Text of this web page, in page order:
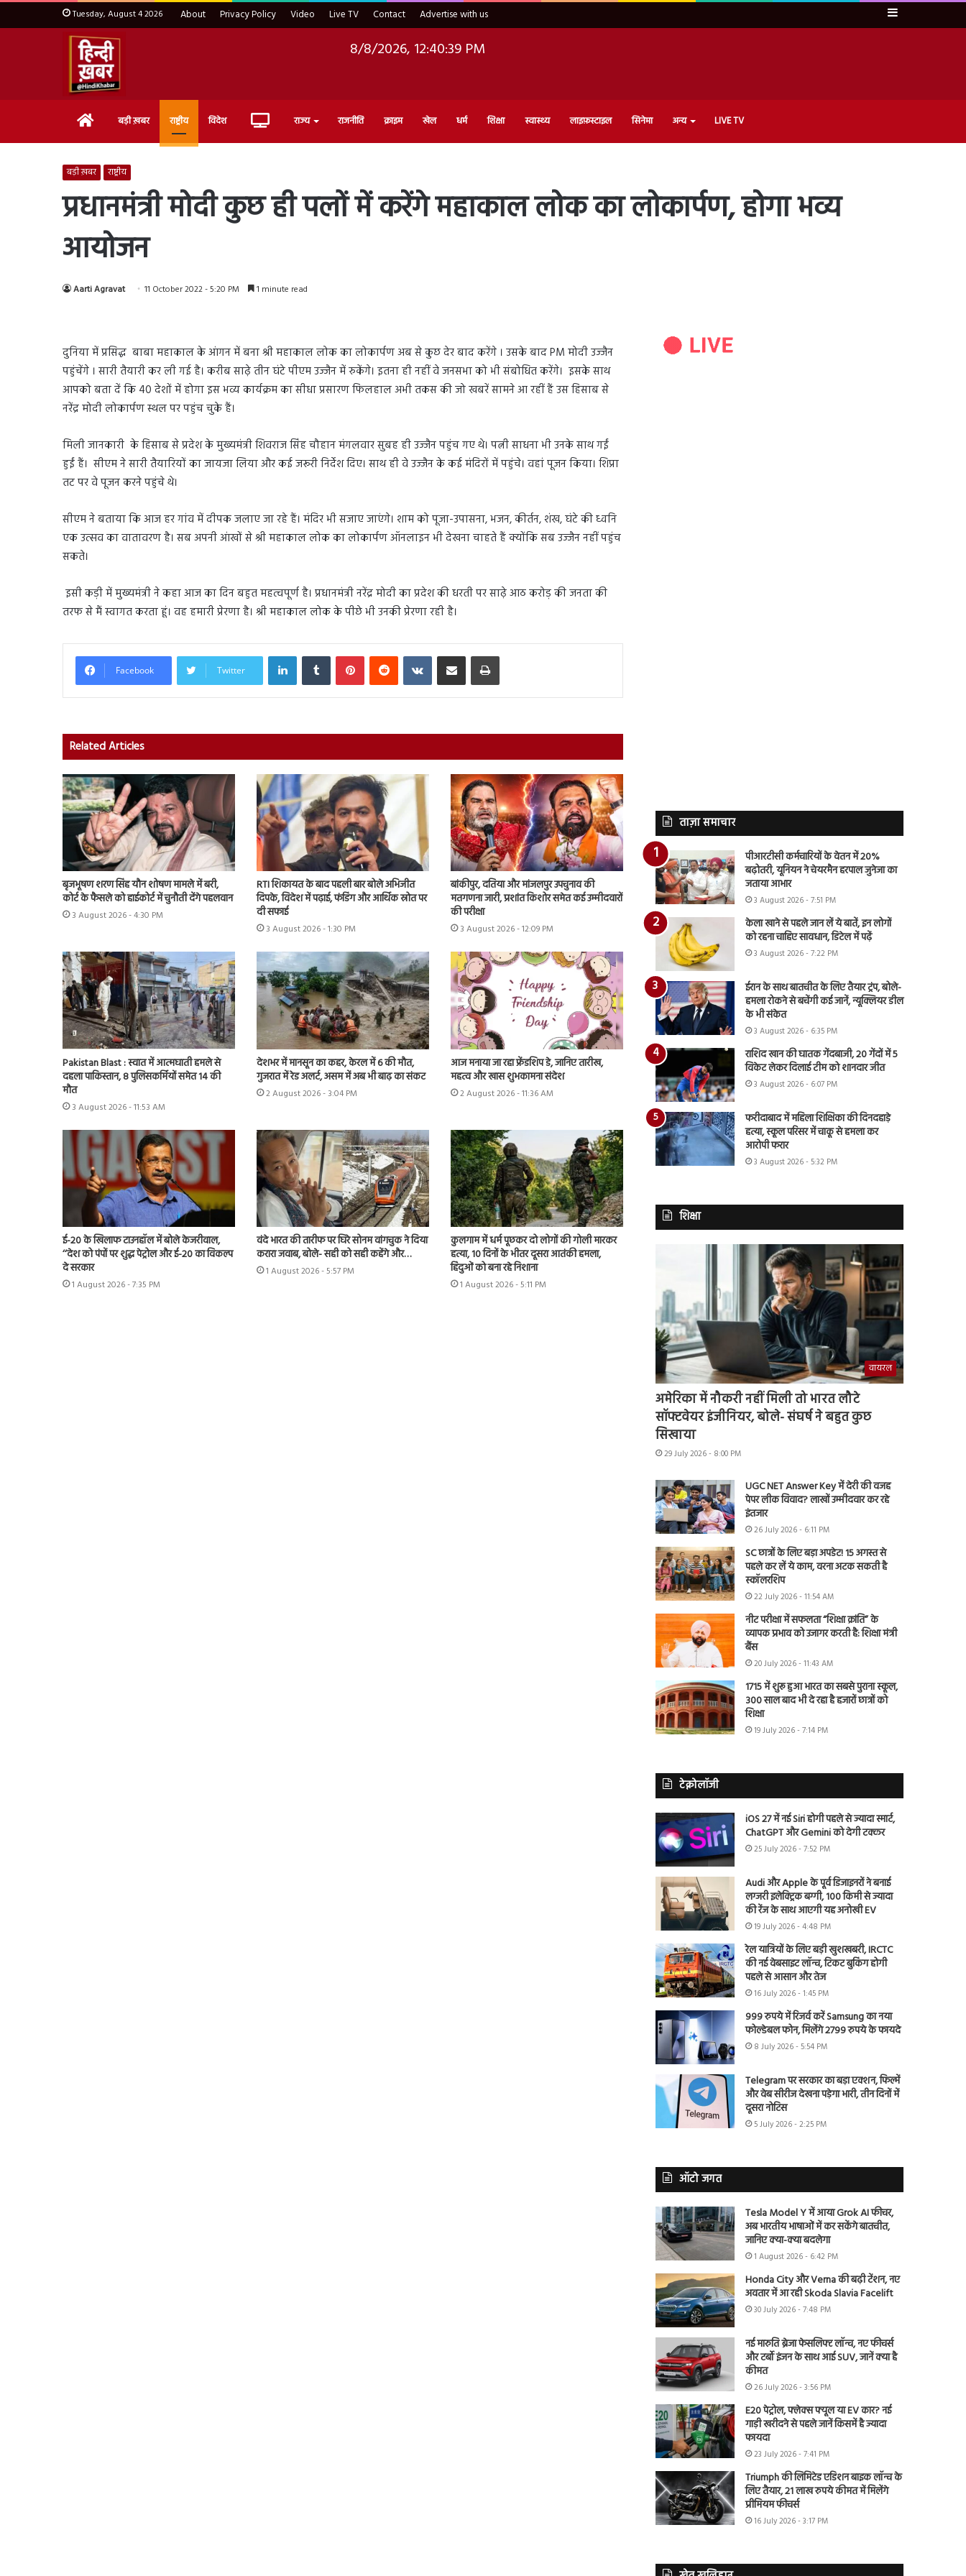
Tuesday, August 4 2026 About Privacy Policy Video Live TV Contact Advertise with us Sidebar
8/8/2026, 12:40:40 PM
Home बड़ी ख़बर राष्ट्रीय विदेश Live राज्य राजनीति क्राइम खेल धर्म शिक्षा स्वास्थ्य लाइफ़स्टाइल सिनेमा अन्य LIVE TV
बड़ी ख़बर राष्ट्रीय
प्रधानमंत्री मोदी कुछ ही पलों में करेंगे महाकाल लोक का लोकार्पण, होगा भव्य
आयोजन
Aarti Agravat 11 October 2022 - 5:20 PM 1 minute read
दुनिया में प्रसिद्ध बाबा महाकाल के आंगन में बना श्री महाकाल लोक का लोकार्पण अब से कुछ देर बाद करेंगे । उसके बाद PM मोदी उज्जैन
पहुंचेंगे । सारी तैयारी कर ली गई है। करीब साढ़े तीन घंटे पीएम उज्जैन में रुकेंगे। इतना ही नहीं वे जनसभा को भी संबोधित करेंगे। इसके साथ
आपको बता दें कि 40 देशों में होगा इस भव्य कार्यक्रम का सीधा प्रसारण फिलहाल अभी तकस की जो खबरें सामने आ रहीं हैं उस हिसाब से
नरेंद्र मोदी लोकार्पण स्थल पर पहुंच चुके हैं।
मिली जानकारी के हिसाब से प्रदेश के मुख्यमंत्री शिवराज सिंह चौहान मंगलवार सुबह ही उज्जैन पहुंच गए थे। पत्नी साधना भी उनके साथ गईं
हुईं हैं। सीएम ने सारी तैयारियों का जायजा लिया और कई जरूरी निर्देश दिए। साथ ही वे उज्जैन के कई मंदिरों में पहुंचे। वहां पूजन किया। शिप्रा
तट पर वे पूजन करने पहुंचे थे।
सीएम ने बताया कि आज हर गांव में दीपक जलाए जा रहे हैं। मंदिर भी सजाए जाएंगे। शाम को पूजा-उपासना, भजन, कीर्तन, शंख, घंटे की ध्वनि
एक उत्सव का वातावरण है। सब अपनी आंखों से श्री महाकाल लोक का लोकार्पण ऑनलाइन भी देखना चाहते हैं क्योंकि सब उज्जैन नहीं पहुंच
सकते।
इसी कड़ी में मुख्यमंत्री ने कहा आज का दिन बहुत महत्वपूर्ण है। प्रधानमंत्री नरेंद्र मोदी का प्रदेश की धरती पर साढ़े आठ करोड़ की जनता की
तरफ से मैं स्वागत करता हूं। वह हमारी प्रेरणा है। श्री महाकाल लोक के पीछे भी उनकी प्रेरणा रही है।
Facebook Twitter
LinkedInTumblr PinterestReddit VKontakteShare via Email Print
Related Articles
बृजभूषण शरण सिंह यौन शोषण मामले में बरी,
कोर्ट के फैसले को हाईकोर्ट में चुनौती देंगे पहलवान
3 August 2026 - 4:30 PM
RTI शिकायत के बाद पहली बार बोले अभिजीत
दिपके, विदेश में पढ़ाई, फंडिंग और आर्थिक स्रोत पर
दी सफाई
3 August 2026 - 1:30 PM
बांकीपुर, दतिया और मांजलपुर उपचुनाव की
मतगणना जारी, प्रशांत किशोर समेत कई उम्मीदवारों
की परीक्षा
3 August 2026 - 12:09 PM
Pakistan Blast : स्वात में आत्मघाती हमले से
दहला पाकिस्तान, 8 पुलिसकर्मियों समेत 14 की
मौत
3 August 2026 - 11:53 AM
देशभर में मानसून का कहर, केरल में 6 की मौत,
गुजरात में रेड अलर्ट, असम में अब भी बाढ़ का संकट
2 August 2026 - 3:04 PM
आज मनाया जा रहा फ्रेंडशिप डे, जानिए तारीख,
महत्व और खास शुभकामना संदेश
2 August 2026 - 11:36 AM
ई-20 के खिलाफ टाउनहॉल में बोले केजरीवाल,
‘‘देश को पंपों पर शुद्ध पेट्रोल और ई-20 का विकल्प
दे सरकार
1 August 2026 - 7:35 PM
वंदे भारत की तारीफ पर घिरे सोनम वांगचुक ने दिया
करारा जवाब, बोले- सही को सही कहेंगे और…
1 August 2026 - 5:57 PM
कुलगाम में धर्म पूछकर दो लोगों की गोली मारकर
हत्या, 10 दिनों के भीतर दूसरा आतंकी हमला,
हिंदुओं को बना रहे निशाना
1 August 2026 - 5:11 PM
ताज़ा समाचार
पीआरटीसी कर्मचारियों के वेतन में 20%
बढ़ोतरी, यूनियन ने चेयरमैन हरपाल जुनेजा का
जताया आभार
3 August 2026 - 7:51 PM
केला खाने से पहले जान लें ये बातें, इन लोगों
को रहना चाहिए सावधान, डिटेल में पढ़ें
3 August 2026 - 7:22 PM
ईरान के साथ बातचीत के लिए तैयार ट्रंप, बोले-
हमला रोकने से बचेंगी कई जानें, न्यूक्लियर डील
के भी संकेत
3 August 2026 - 6:35 PM
राशिद खान की घातक गेंदबाजी, 20 गेंदों में 5
विकेट लेकर दिलाई टीम को शानदार जीत
3 August 2026 - 6:07 PM
फरीदाबाद में महिला शिक्षिका की दिनदहाड़े
हत्या, स्कूल परिसर में चाकू से हमला कर
आरोपी फरार
3 August 2026 - 5:32 PM
शिक्षा
वायरल
अमेरिका में नौकरी नहीं मिली तो भारत लौटे
सॉफ्टवेयर इंजीनियर, बोले- संघर्ष ने बहुत कुछ
सिखाया
29 July 2026 - 8:00 PM
UGC NET Answer Key में देरी की वजह
पेपर लीक विवाद? लाखों उम्मीदवार कर रहे
इंतजार
26 July 2026 - 6:11 PM
SC छात्रों के लिए बड़ा अपडेट! 15 अगस्त से
पहले कर लें ये काम, वरना अटक सकती है
स्कॉलरशिप
22 July 2026 - 11:54 AM
नीट परीक्षा में सफलता “शिक्षा क्रांति” के
व्यापक प्रभाव को उजागर करती है: शिक्षा मंत्री
बैंस
20 July 2026 - 11:43 AM
1715 में शुरू हुआ भारत का सबसे पुराना स्कूल,
300 साल बाद भी दे रहा है हजारों छात्रों को
शिक्षा
19 July 2026 - 7:14 PM
टेक्नोलॉजी
iOS 27 में नई Siri होगी पहले से ज्यादा स्मार्ट,
ChatGPT और Gemini को देगी टक्कर
25 July 2026 - 7:52 PM
Audi और Apple के पूर्व डिजाइनरों ने बनाई
लग्जरी इलेक्ट्रिक बग्गी, 100 किमी से ज्यादा
की रेंज के साथ आएगी यह अनोखी EV
19 July 2026 - 4:48 PM
रेल यात्रियों के लिए बड़ी खुशखबरी, IRCTC
की नई वेबसाइट लॉन्च, टिकट बुकिंग होगी
पहले से आसान और तेज
16 July 2026 - 1:45 PM
999 रुपये में रिजर्व करें Samsung का नया
फोल्डेबल फोन, मिलेंगे 2799 रुपये के फायदे
8 July 2026 - 5:54 PM
Telegram पर सरकार का बड़ा एक्शन, फिल्में
और वेब सीरीज देखना पड़ेगा भारी, तीन दिनों में
दूसरा नोटिस
5 July 2026 - 2:25 PM
ऑटो जगत
Tesla Model Y में आया Grok AI फीचर,
अब भारतीय भाषाओं में कर सकेंगे बातचीत,
जानिए क्या-क्या बदलेगा
1 August 2026 - 6:42 PM
Honda City और Verna की बढ़ी टेंशन, नए
अवतार में आ रही Skoda Slavia Facelift
30 July 2026 - 7:48 PM
नई मारुति ब्रेजा फेसलिफ्ट लॉन्च, नए फीचर्स
और टर्बो इंजन के साथ आई SUV, जानें क्या है
कीमत
26 July 2026 - 3:56 PM
E20 पेट्रोल, फ्लेक्स फ्यूल या EV कार? नई
गाड़ी खरीदने से पहले जानें किसमें है ज्यादा
फायदा
23 July 2026 - 7:41 PM
Triumph की लिमिटेड एडिशन बाइक लॉन्च के
लिए तैयार, 21 लाख रुपये कीमत में मिलेंगे
प्रीमियम फीचर्स
16 July 2026 - 3:17 PM